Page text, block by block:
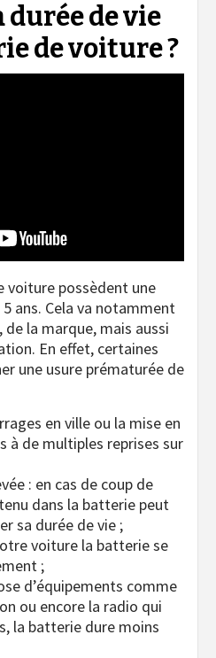
durée de vie
de voiture ?
voiture possèdent une
ans. Cela va notamment
la marque, mais aussi
En effet, certaines
une usure prématurée de
en ville ou la mise en
à de multiples reprises sur
: en cas de coup de
dans la batterie peut
sa durée de vie ;
voiture la batterie se
;
d’équipements comme
ou encore la radio qui
la batterie dure moins